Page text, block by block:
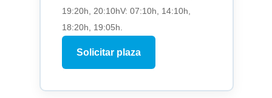
19:20h, 20:10hV: 07:10h, 14:10h,
18:20h, 19:05h.
Solicitar plaza